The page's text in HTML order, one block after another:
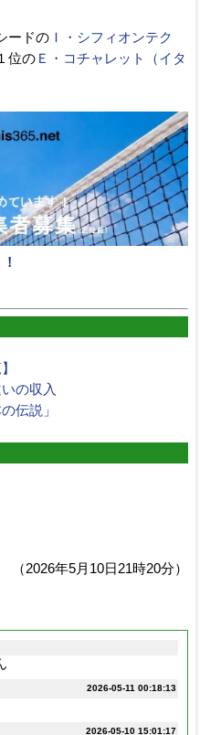
ードの Ｉ・シフィオンテク
位の Ｅ・コチャレット（イタ
の収入
伝説」
（2026年5月10日21時20分）
2026-05-11 00:18:13
2026-05-10 15:01:17